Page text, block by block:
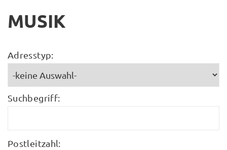
MUSIK
Adresstyp:
Suchbegriff:
Postleitzahl: